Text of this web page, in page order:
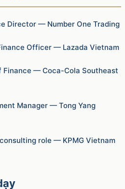
Director — Number One Trading
Officer — Lazada Vietnam
Finance — Coca-Cola Southeast
Manager — Tong Yang
role — KPMG Vietnam